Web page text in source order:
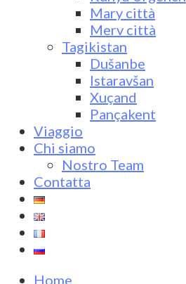
Mary città
Merv città
Tagikistan
Dušanbe
Istaravšan
Xuçand
Pançakent
Viaggio
Chi siamo
Nostro Team
Contatta
Home